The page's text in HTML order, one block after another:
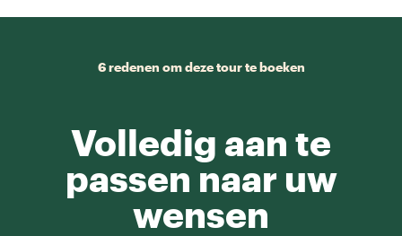
6 redenen om deze tour te boeken
Volledig aan te
passen naar uw
wensen